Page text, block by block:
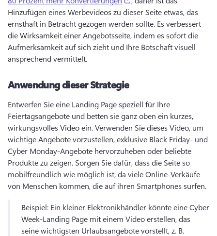
Hinzufügen eines Werbevideos zu dieser Seite etwas, das
ernsthaft in Betracht gezogen werden sollte. Es verbessert
die Wirksamkeit einer Angebotsseite, indem es sofort die
Aufmerksamkeit auf sich zieht und Ihre Botschaft visuell
ansprechend vermittelt.
Anwendung dieser Strategie
Entwerfen Sie eine Landing Page speziell für Ihre
Feiertagsangebote und betten sie ganz oben ein kurzes,
wirkungsvolles Video ein. Verwenden Sie dieses Video, um
wichtige Angebote vorzustellen, exklusive Black Friday- und
Cyber Monday-Angebote hervorzuheben oder beliebte
Produkte zu zeigen. Sorgen Sie dafür, dass die Seite so
mobilfreundlich wie möglich ist, da viele Online-Verkäufe
von Menschen kommen, die auf ihren Smartphones surfen.
Beispiel: Ein kleiner Elektronikhändler könnte eine Cyber
Week-Landing Page mit einem Video erstellen, das
seine wichtigsten Urlaubsangebote vorstellt, z. B.